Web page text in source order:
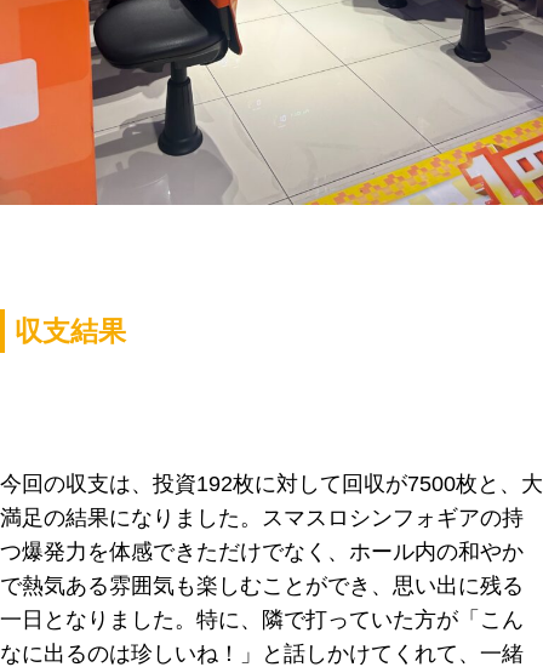
収支結果
今回の収支は、投資192枚に対して回収が7500枚と、大
満足の結果になりました。スマスロシンフォギアの持
つ爆発力を体感できただけでなく、ホール内の和やか
で熱気ある雰囲気も楽しむことができ、思い出に残る
一日となりました。特に、隣で打っていた方が「こん
なに出るのは珍しいね！」と話しかけてくれて、一緒